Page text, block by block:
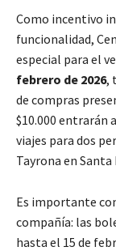
Como incentivo
funcionalidad,
especial para el
febrero de 2026,
de compras
$10.000 entrarán
viajes para dos
Tayrona en
Es importante
compañía: las
hasta el 15 de